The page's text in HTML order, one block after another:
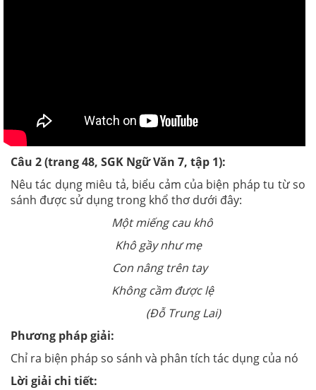
Câu 2 (trang 48, SGK Ngữ Văn 7, tập 1):
Nêu tác dụng miêu tả, biểu cảm của biện pháp tu từ so
sánh được sử dụng trong khổ thơ dưới đây:
Một miếng cau khô
Khô gầy như mẹ
Con nâng trên tay
Không cầm được lệ
(Đỗ Trung Lai)
Phương pháp giải:
Chỉ ra biện pháp so sánh và phân tích tác dụng của nó
Lời giải chi tiết: